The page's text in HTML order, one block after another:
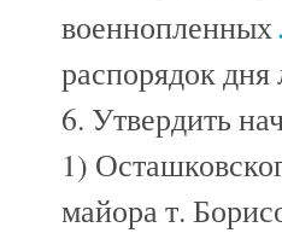
военнопленных
распорядок
6. Утвердить
1)
майора т.